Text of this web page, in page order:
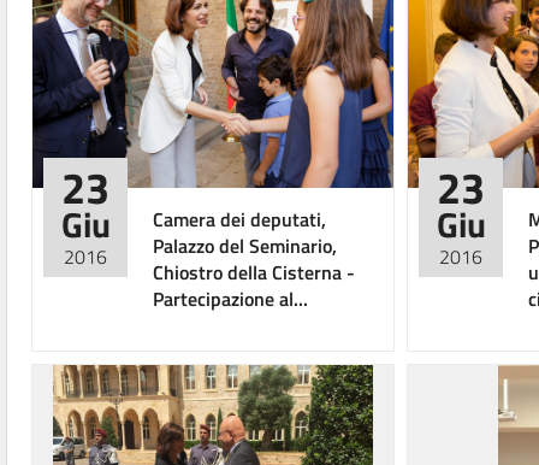
23
Giu
2016
Camera dei deputati,
Palazzo del Seminario,
Chiostro della Cisterna -
Partecipazione al...
23
Giu
2016